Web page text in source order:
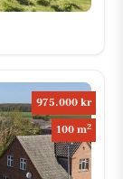
975.000 kr
100 m2